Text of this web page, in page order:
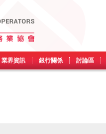
業界資訊 銀行關係 討論區